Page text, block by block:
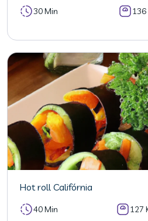
30 Min 136
Hot roll Califórnia
40 Min 127